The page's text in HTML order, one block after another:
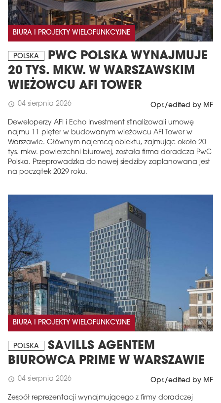
BIURA I PROJEKTY WIELOFUNKCYJNE
POLSKA
PWC POLSKA WYNAJMUJE
20 TYS. MKW. W WARSZAWSKIM
WIEŻOWCU AFI TOWER
schedule 04 sierpnia 2026 Opr./edited by MF
Deweloperzy AFI i Echo Investment sfinalizowali umowę
najmu 11 pięter w budowanym wieżowcu AFI Tower w
Warszawie. Głównym najemcą obiektu, zajmując około 20
tys. mkw. powierzchni biurowej, została firma doradcza PwC
Polska. Przeprowadzka do nowej siedziby zaplanowana jest
na początek 2029 roku.
BIURA I PROJEKTY WIELOFUNKCYJNE
POLSKA
SAVILLS AGENTEM
BIUROWCA PRIME W WARSZAWIE
schedule 04 sierpnia 2026 Opr./edited by MF
Zespół reprezentacji wynajmującego z firmy doradczej